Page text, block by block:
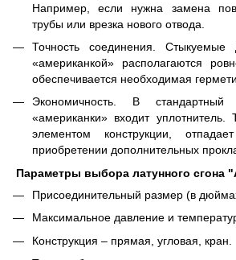
Например, если нужна замена
трубы или врезка нового отвода.
Точность соединения.
«американкой» располагаются
обеспечивается необходимая
Экономичность. В стандартный
«американки» входит уплотнитель.
элементом конструкции,
приобретении дополнительных
Параметры выбора латунного сгона
Присоединительный размер (в
Максимальное давление и
Конструкция – прямая, угловая, кран.